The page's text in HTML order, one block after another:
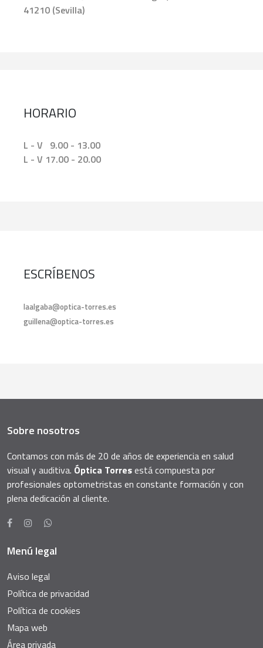
41210 (Sevilla)
HORARIO
L - V 9.00 - 13.00
L - V 17.00 - 20.00
ESCRÍBENOS
laalgaba@optica-torres.es
guillena@optica-torres.es
Sobre nosotros
Contamos con más de 20 de años de experiencia en salud
visual y auditiva. Óptica Torresestá compuesta por
profesionales optometristas en constante formación y con
plena dedicación al cliente.
Menú legal
Aviso legal
Política de privacidad
Política de cookies
Mapa web
Área privada